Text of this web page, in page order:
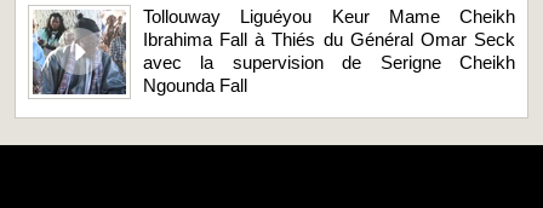
Tollouway Liguéyou Keur Mame Cheikh
Ibrahima Fall à Thiés du Général Omar Seck
avec la supervision de Serigne Cheikh
Ngounda Fall